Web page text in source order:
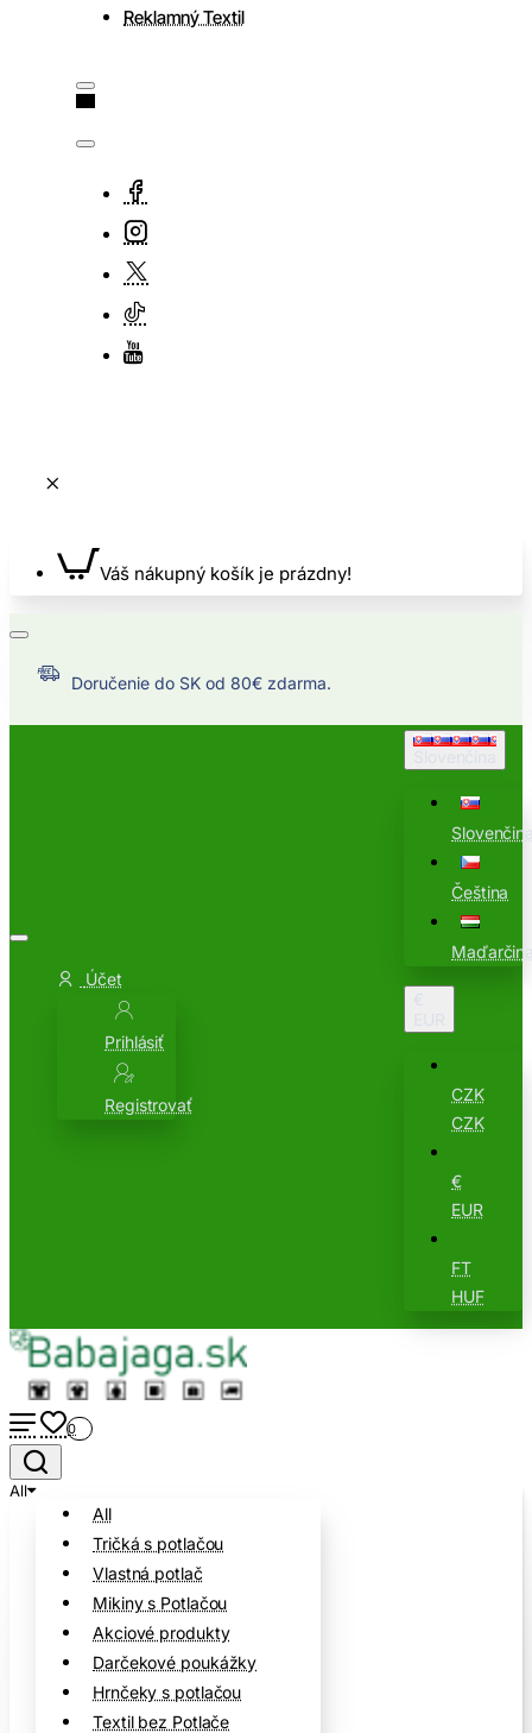
Reklamný Textil
Váš nákupný košík je prázdny!
Doručenie do SK od 80€ zdarma.
Účet
Prihlásiť
Registrovať
Čeština
CZK
CZK
€
EUR
FT
HUF
0
All
All
Tričká s potlačou
Vlastná potlač
Mikiny s Potlačou
Akciové produkty
Darčekové poukážky
Hrnčeky s potlačou
Textil bez Potlače